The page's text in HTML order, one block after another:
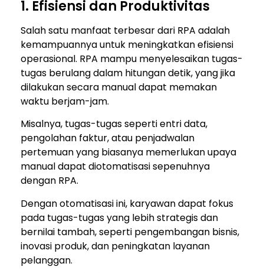
1. Efisiensi dan Produktivitas
Salah satu manfaat terbesar dari RPA adalah
kemampuannya untuk meningkatkan efisiensi
operasional. RPA mampu menyelesaikan tugas-
tugas berulang dalam hitungan detik, yang jika
dilakukan secara manual dapat memakan
waktu berjam-jam.
Misalnya, tugas-tugas seperti entri data,
pengolahan faktur, atau penjadwalan
pertemuan yang biasanya memerlukan upaya
manual dapat diotomatisasi sepenuhnya
dengan RPA.
Dengan otomatisasi ini, karyawan dapat fokus
pada tugas-tugas yang lebih strategis dan
bernilai tambah, seperti pengembangan bisnis,
inovasi produk, dan peningkatan layanan
pelanggan.